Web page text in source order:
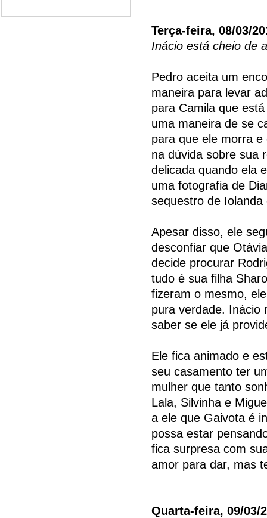
Terça-feira, 08/03/
Inácio está cheio de
Pedro aceita um
maneira para levar
para Camila que
uma maneira de se
para que ele morra
na dúvida sobre sua
delicada quando ela
uma fotografia de
sequestro de
Apesar disso, ele
desconfiar que
decide procurar
tudo é sua filha
fizeram o mesmo,
pura verdade. Inácio
saber se ele já
Ele fica animado e
seu casamento ter
mulher que tanto
Lala, Silvinha e
a ele que Gaivota é
possa estar
fica surpresa com
amor para dar, mas
Quarta-feira, 09/03/